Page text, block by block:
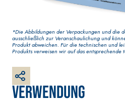
Verwendung
*Die Abbildungen der Verpackungen und die
ausschließlich zur Veranschaulichung und
Produkt abweichen. Für die technischen und
Produkts verweisen wir auf das entsprechende
Grundputz auf Basis von
außen